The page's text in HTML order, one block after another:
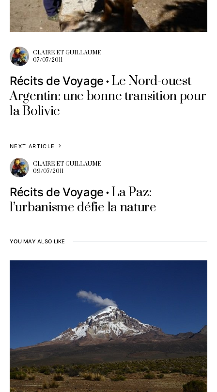
CLAIRE ET GUILLAUME
07/07/2011
Récits de Voyage Le Nord-ouest
Argentin: une bonne transition pour
la Bolivie
NEXT ARTICLE
CLAIRE ET GUILLAUME
09/07/2011
Récits de Voyage La Paz:
l’urbanisme défie la nature
YOU MAY ALSO LIKE